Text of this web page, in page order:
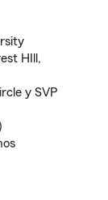
HIll,
y SVP